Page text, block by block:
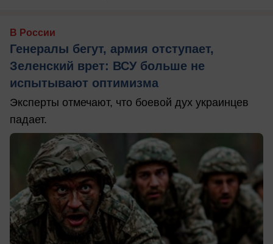
В России
Генералы бегут, армия отступает,
Зеленский врет: ВСУ больше не
испытывают оптимизма
Эксперты отмечают, что боевой дух украинцев
падает.